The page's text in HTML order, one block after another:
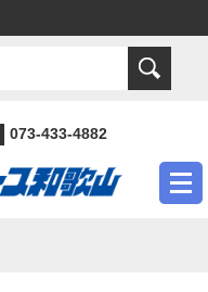
073-433-4882